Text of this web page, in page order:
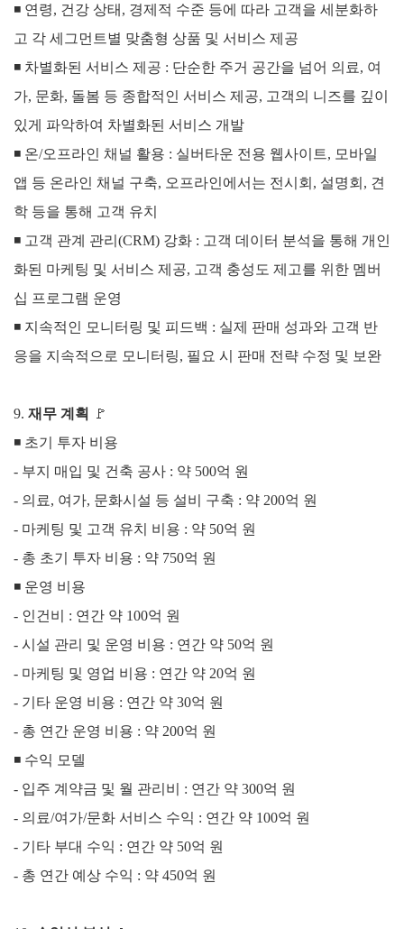
◾ 연령, 건강 상태, 경제적 수준 등에 따라 고객을 세분화하
고 각 세그먼트별 맞춤형 상품 및 서비스 제공
◾ 차별화된 서비스 제공 : 단순한 주거 공간을 넘어 의료, 여
가, 문화, 돌봄 등 종합적인 서비스 제공, 고객의 니즈를 깊이
있게 파악하여 차별화된 서비스 개발
◾ 온/오프라인 채널 활용 : 실버타운 전용 웹사이트, 모바일
앱 등 온라인 채널 구축, 오프라인에서는 전시회, 설명회, 견
학 등을 통해 고객 유치
◾ 고객 관계 관리(CRM) 강화 : 고객 데이터 분석을 통해 개인
화된 마케팅 및 서비스 제공, 고객 충성도 제고를 위한 멤버
십 프로그램 운영
◾ 지속적인 모니터링 및 피드백 : 실제 판매 성과와 고객 반
응을 지속적으로 모니터링, 필요 시 판매 전략 수정 및 보완
9. 재무 계획
🚩
◾ 초기 투자 비용
- 부지 매입 및 건축 공사 : 약 500억 원
- 의료, 여가, 문화시설 등 설비 구축 : 약 200억 원
- 마케팅 및 고객 유치 비용 : 약 50억 원
- 총 초기 투자 비용 : 약 750억 원
◾ 운영 비용
- 인건비 : 연간 약 100억 원
- 시설 관리 및 운영 비용 : 연간 약 50억 원
- 마케팅 및 영업 비용 : 연간 약 20억 원
- 기타 운영 비용 : 연간 약 30억 원
- 총 연간 운영 비용 : 약 200억 원
◾ 수익 모델
- 입주 계약금 및 월 관리비 : 연간 약 300억 원
- 의료/여가/문화 서비스 수익 : 연간 약 100억 원
- 기타 부대 수익 : 연간 약 50억 원
- 총 연간 예상 수익 : 약 450억 원